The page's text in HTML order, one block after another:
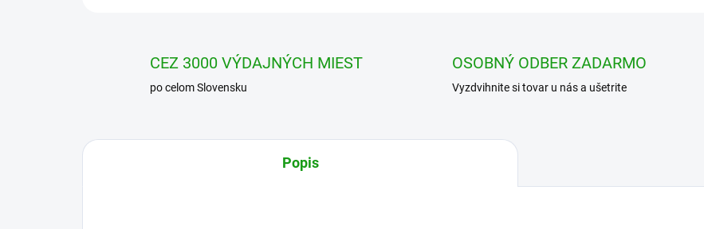
CEZ 3000 VÝDAJNÝCH MIEST
po celom Slovensku
OSOBNÝ ODBER ZADARMO
Vyzdvihnite si tovar u nás a ušetrite
Popis